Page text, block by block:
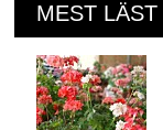
MEST LÄST